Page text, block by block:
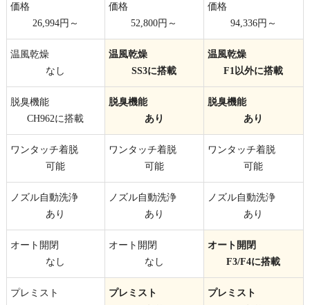
価格
26,994円～
価格
52,800円～
価格
94,336円～
温風乾燥
なし
温風乾燥
SS3に搭載
温風乾燥
F1以外に搭載
脱臭機能
CH962に搭載
脱臭機能
あり
脱臭機能
あり
ワンタッチ着脱
可能
ワンタッチ着脱
可能
ワンタッチ着脱
可能
ノズル自動洗浄
あり
ノズル自動洗浄
あり
ノズル自動洗浄
あり
オート開閉
なし
オート開閉
なし
オート開閉
F3/F4に搭載
プレミスト
プレミスト
プレミスト